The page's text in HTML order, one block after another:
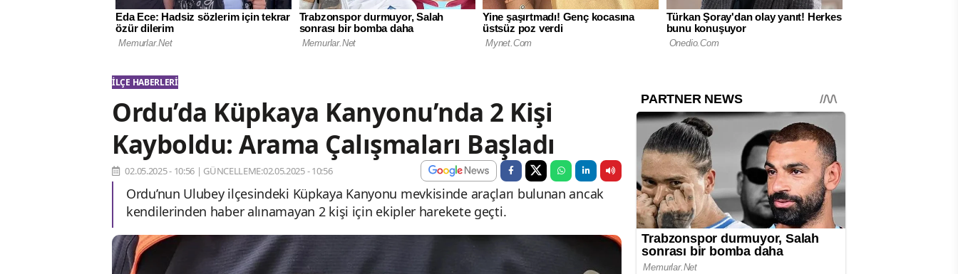
İLÇE HABERLERI
Ordu’da Küpkaya Kanyonu’nda 2 Kişi
Kayboldu: Arama Çalışmaları Başladı
02.05.2025 - 10:56 | GÜNCELLEME:02.05.2025 - 10:56
Ordu’nun Ulubey ilçesindeki Küpkaya Kanyonu mevkisinde araçları bulunan ancak
kendilerinden haber alınamayan 2 kişi için ekipler harekete geçti.